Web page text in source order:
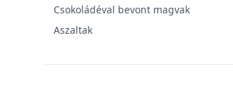
Csokoládéval bevont magvak
Aszaltak